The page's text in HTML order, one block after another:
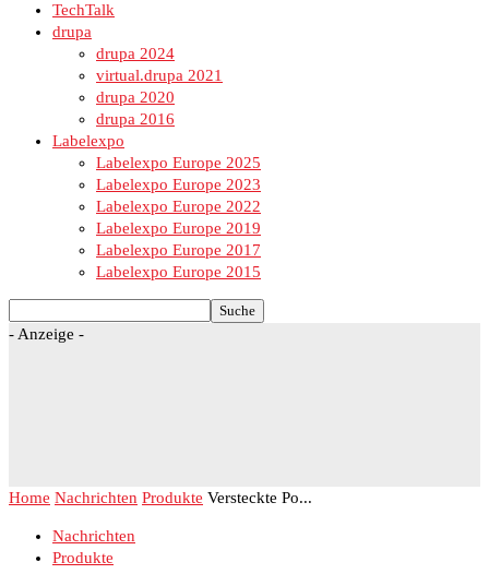
TechTalk
drupa
drupa 2024
virtual.drupa 2021
drupa 2020
drupa 2016
Labelexpo
Labelexpo Europe 2025
Labelexpo Europe 2023
Labelexpo Europe 2022
Labelexpo Europe 2019
Labelexpo Europe 2017
Labelexpo Europe 2015
- Anzeige -
Home Nachrichten Produkte Versteckte Po...
Nachrichten
Produkte